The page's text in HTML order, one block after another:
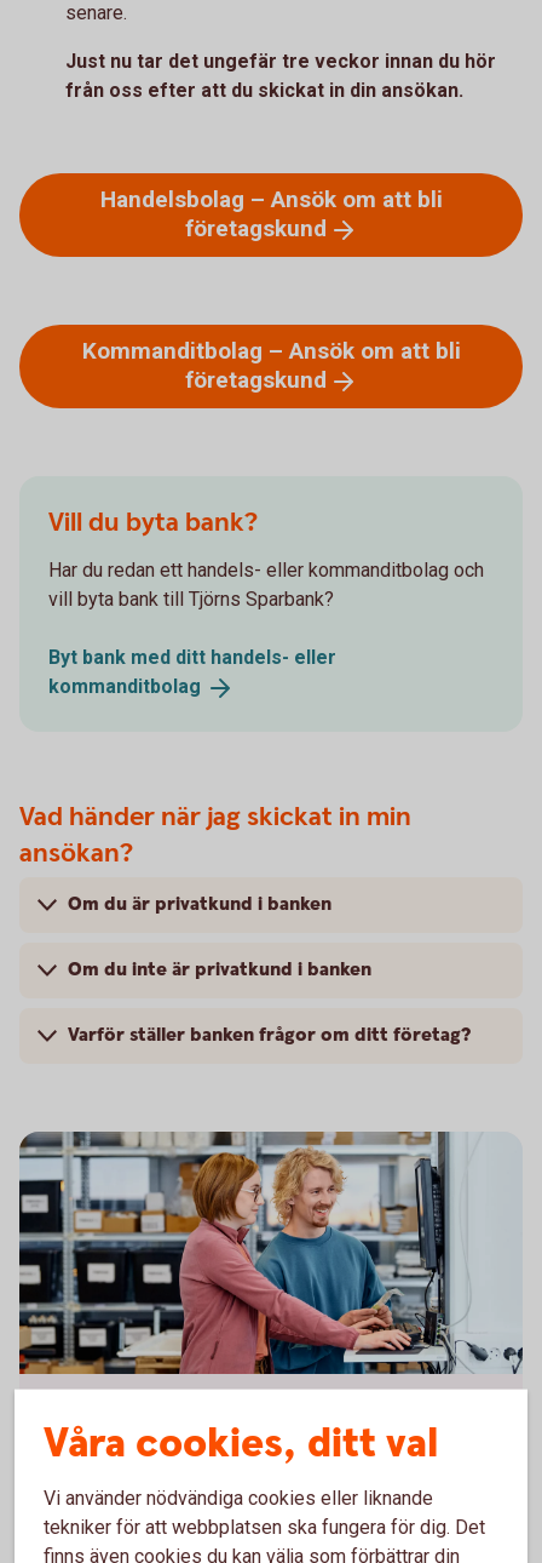
senare.
Just nu tar det ungefär tre veckor innan du hör
från oss efter att du skickat in din ansökan.
Handelsbolag – Ansök om att bli
företagskund
Kommanditbolag – Ansök om att bli
företagskund
Vill du byta bank?
Har du redan ett handels- eller kommanditbolag och
vill byta bank till Tjörns Sparbank?
Byt bank med ditt handels- eller
kommanditbolag
Vad händer när jag skickat in min
ansökan?
Om du är privatkund i banken
Om du inte är privatkund i banken
Varför ställer banken frågor om ditt företag?
Two colleagues working in front of a computer
Företagspaketet
banktjänsterna för dig som är entreprenör.
Våra cookies, ditt val
Vi använder nödvändiga cookies eller liknande
tekniker för att webbplatsen ska fungera för dig. Det
finns även cookies du kan välja som förbättrar din